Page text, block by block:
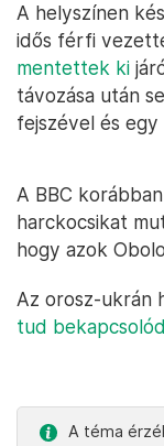
A helyszínen
idős férfi
mentettek ki
távozása után
fejszével és
A BBC
harckocsikat
hogy azok
Az orosz-ukrán
tud
A téma